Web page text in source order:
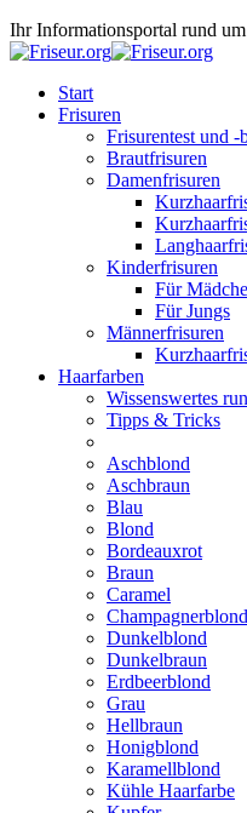
Ihr Informationsportal rund
Start
Frisuren
Frisurentest und -
Brautfrisuren
Damenfrisuren
Kinderfrisuren
Für
Für Jungs
Männerfrisuren
Haarfarben
Wissenswertes
Tipps & Tricks
Aschblond
Aschbraun
Blau
Blond
Bordeauxrot
Braun
Caramel
Champagnerblond
Dunkelblond
Dunkelbraun
Erdbeerblond
Grau
Hellbraun
Honigblond
Karamellblond
Kühle Haarfarbe